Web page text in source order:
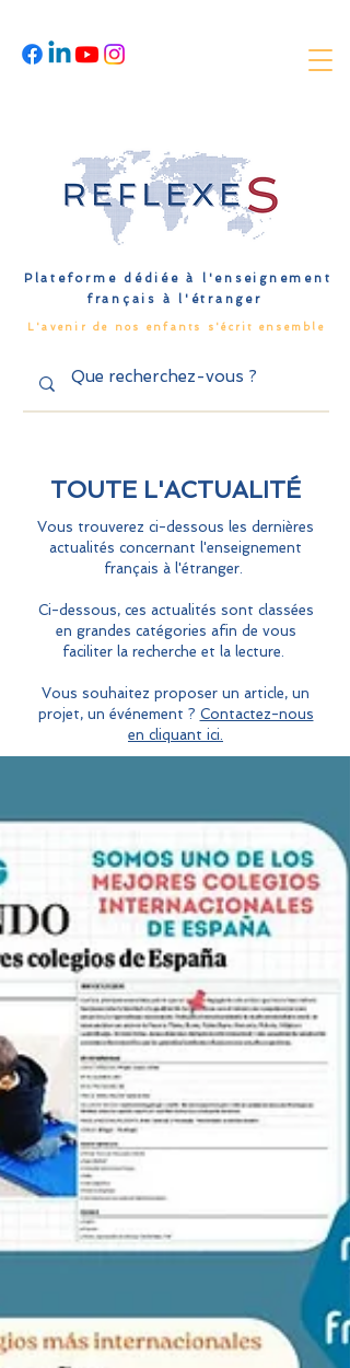
Plateforme dédiée à l'enseignement
français à l'étranger
L'avenir de nos enfants s'écrit ensemble
TOUTE L'ACTUALITÉ
Vous trouverez ci-dessous les dernières
actualités concernant l'enseignement
français à l'étranger.
Ci-dessous, ces actualités sont classées
en grandes catégories afin de vous
faciliter la recherche et la lecture.
Vous souhaitez proposer un article, un
projet, un événement ? Contactez-nous
en cliquant ici.